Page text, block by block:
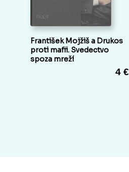
František Mojžiš a Drukos
proti mafii. Svedectvo
spoza mreží
4 €